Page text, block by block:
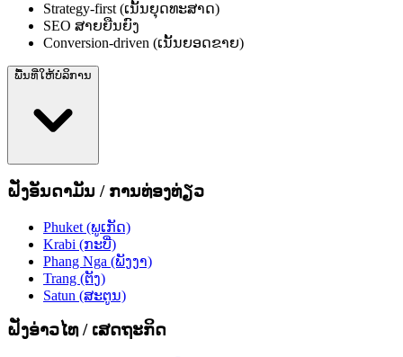
Strategy-first (ເນັ້ນຍຸດທະສາດ)
SEO ສາຍຍືນຍົງ
Conversion-driven (ເນັ້ນຍອດຂາຍ)
ພື້ນທີ່ໃຫ້ບໍລິການ
ຝັ່ງອັນດາມັນ / ການທ່ອງທ່ຽວ
Phuket (ພູເກັດ)
Krabi (ກະບີ່)
Phang Nga (ພັງງາ)
Trang (ຕັງ)
Satun (ສະຕູນ)
ຝັ່ງອ່າວໄທ / ເສດຖະກິດ